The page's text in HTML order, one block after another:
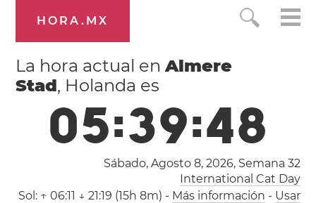
HORA.MX
La hora actual enAlmere
Stad, Holanda es
05:39:48
Sábado, Agosto 8, 2026, Semana 32
International Cat Day
Sol: ↑ 06:11 ↓ 21:19 (15h 8m) - Más información - Usar